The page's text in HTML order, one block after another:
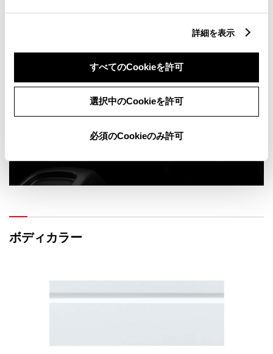
詳細を表示
すべてのCookieを許可
選択中のCookieを許可
必須のCookieのみ許可
INTERIOR
ボディカラー